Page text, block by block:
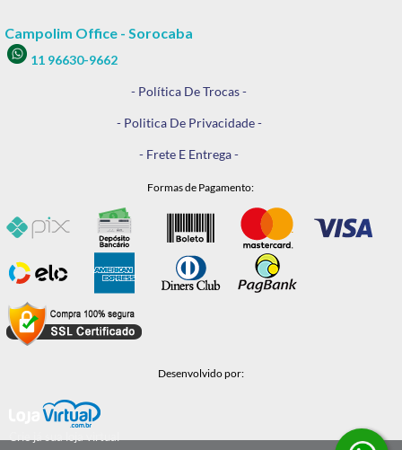
Campolim Office - Sorocaba
11 96630-9662
- Política De Trocas -
- Politica De Privacidade -
- Frete E Entrega -
Formas de Pagamento:
Desenvolvido por:
Crie já sua loja virtual